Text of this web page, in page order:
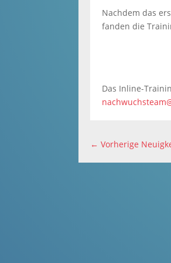
Nachdem das
fanden die
Das Inline-
←Vorherige